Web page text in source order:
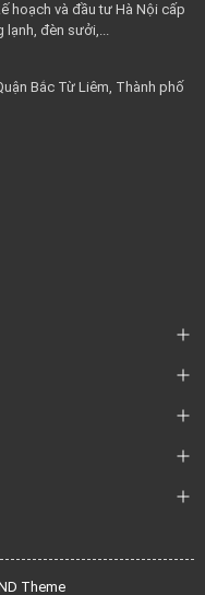
hoạch và đầu tư Hà Nội cấp
lạnh, đèn sưởi,...
Bắc Từ Liêm, Thành phố
Theme